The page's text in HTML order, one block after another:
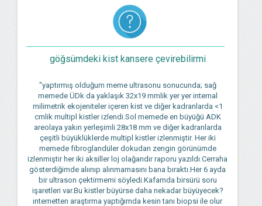
göğsümdeki kist kansere çevirebilirmi
"yaptırmış olduğum meme ultrasonu sonucunda; sağ
memede ÜDk da yaklaşık 32x19 mmlik yer yer internal
milimetrik ekojeniteler içeren kist ve diğer kadranlarda <1
cmlik multipl kistler izlendi.Sol memede en büyüğü ADK
areolaya yakın yerleşimli 28x18 mm ve diğer kadranlarda
çeşitli büyüklüklerde multipl kistler izlenmiştir. Her iki
memede fibroglandüler dokudan zengin görünümde
izlenmiştir her iki aksiller loj olağandır raporu yazıldı.Cerraha
gösterdiğimde alıınıp alınmamasını bana bıraktı.Her 6 ayda
bir ultrason çektirmemi söyledi.Kafamda birsürü soru
işaretleri var.Bu kistler büyürse daha nekadar büyüyecek?
ınternetten araştırma yaptığımda kesin tanı biopsi ile olur